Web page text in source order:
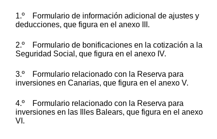
1.º Formulario de información adicional de ajustes y
deducciones, que figura en el anexo III.
2.º Formulario de bonificaciones en la cotización a la
Seguridad Social, que figura en el anexo IV.
3.º Formulario relacionado con la Reserva para
inversiones en Canarias, que figura en el anexo V.
4.º Formulario relacionado con la Reserva para
inversiones en las Illes Balears, que figura en el anexo
VI.